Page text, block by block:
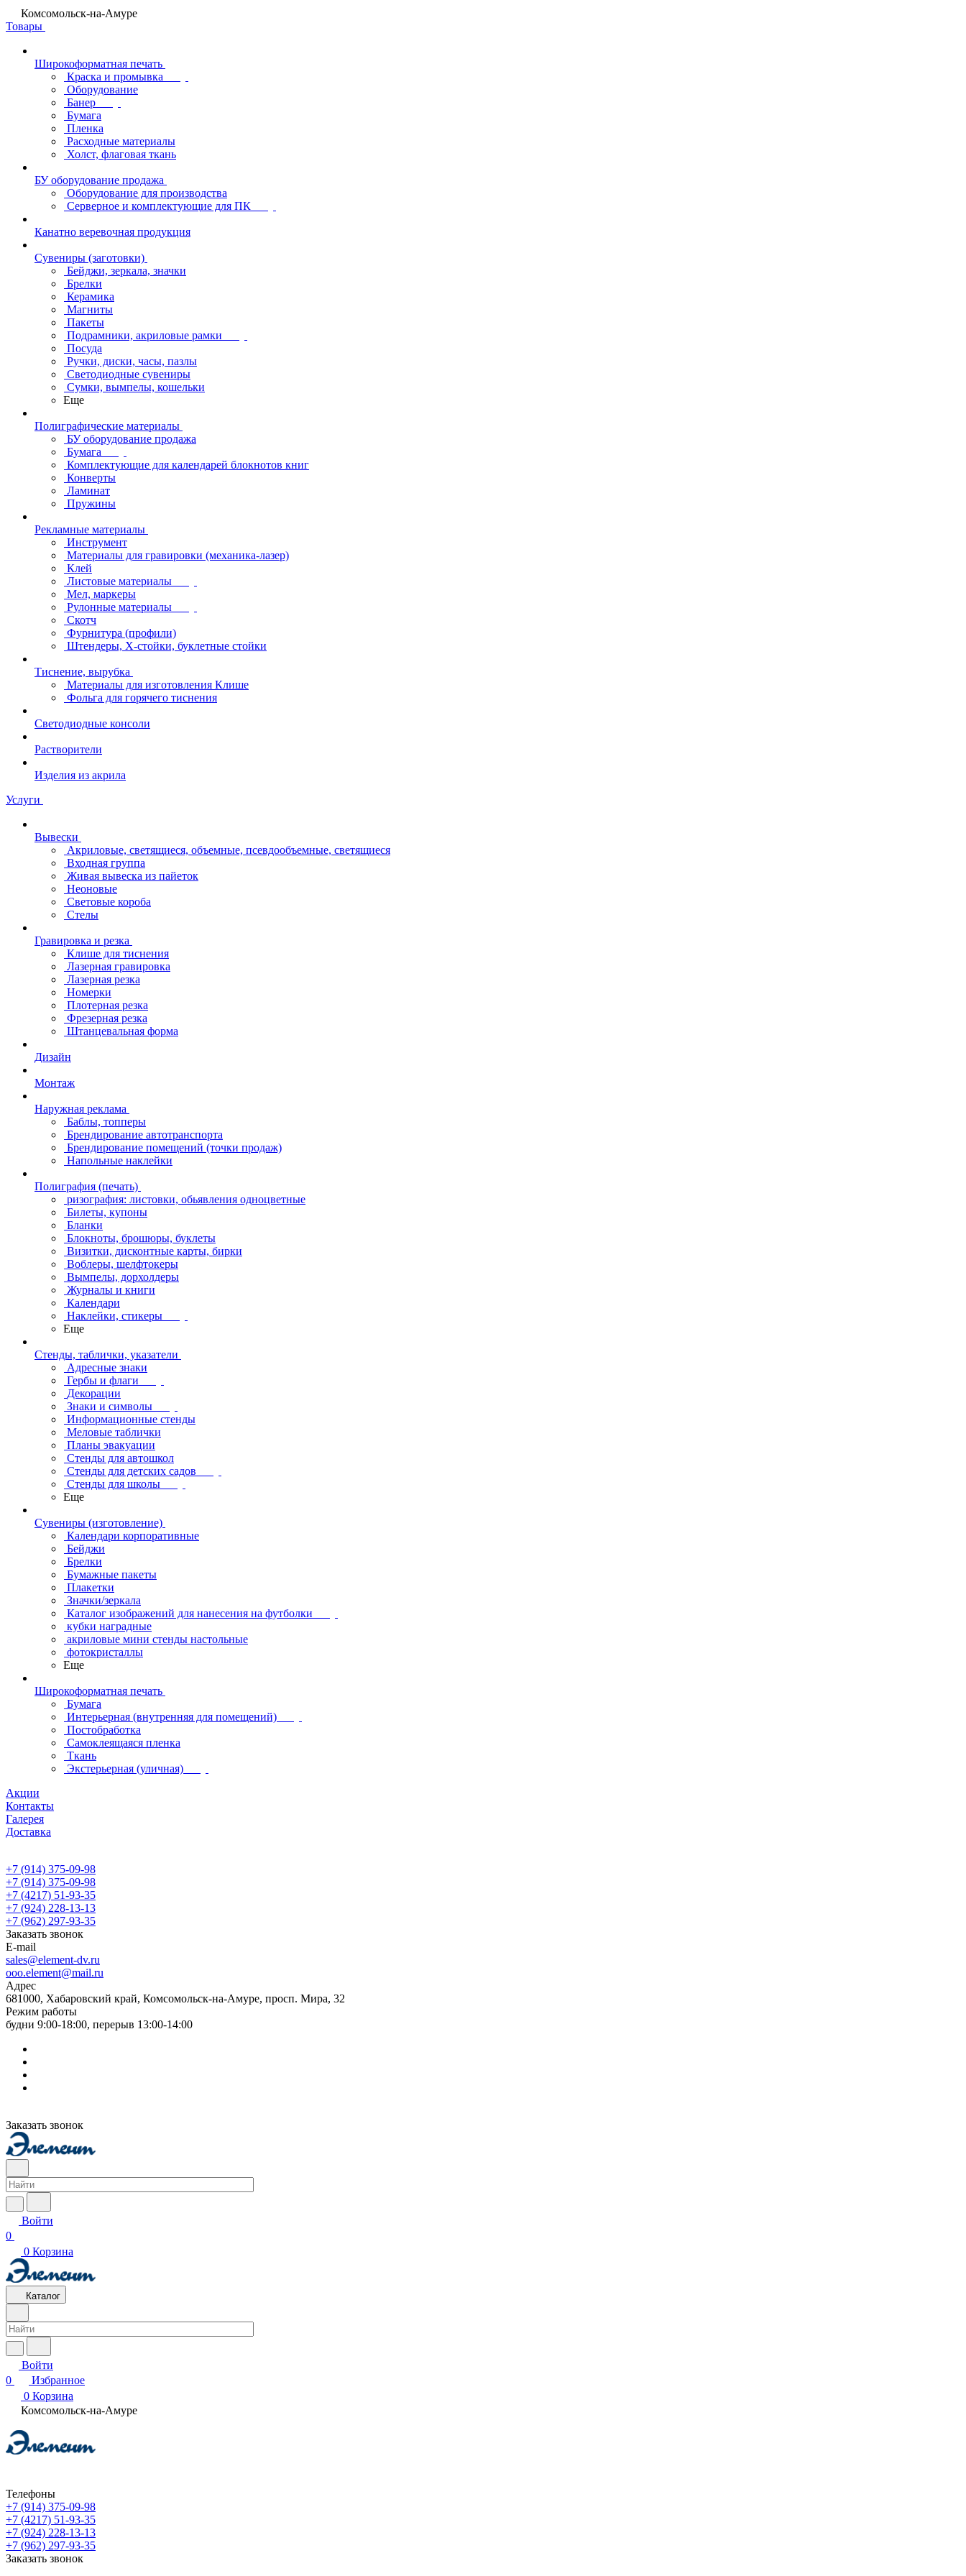
Комсомольск-на-Амуре
Товары
Широкоформатная печать
Краска и промывка
Оборудование
Банер
Бумага
Пленка
Расходные материалы
Холст, флаговая ткань
БУ оборудование продажа
Оборудование для производства
Серверное и комплектующие для ПК
Канатно веревочная продукция
Сувениры (заготовки)
Бейджи, зеркала, значки
Брелки
Керамика
Магниты
Пакеты
Подрамники, акриловые рамки
Посуда
Ручки, диски, часы, пазлы
Светодиодные сувениры
Сумки, вымпелы, кошельки
Еще
Полиграфические материалы
БУ оборудование продажа
Бумага
Комплектующие для календарей блокнотов книг
Конверты
Ламинат
Пружины
Рекламные материалы
Инструмент
Материалы для гравировки (механика-лазер)
Клей
Листовые материалы
Мел, маркеры
Рулонные материалы
Скотч
Фурнитура (профили)
Штендеры, Х-стойки, буклетные стойки
Тиснение, вырубка
Материалы для изготовления Клише
Фольга для горячего тиснения
Светодиодные консоли
Растворители
Изделия из акрила
Услуги
Вывески
Акриловые, светящиеся, объемные, псевдообъемные, светящиеся
Входная группа
Живая вывеска из пайеток
Неоновые
Световые короба
Стелы
Гравировка и резка
Клише для тиснения
Лазерная гравировка
Лазерная резка
Номерки
Плотерная резка
Фрезерная резка
Штанцевальная форма
Дизайн
Монтаж
Наружная реклама
Баблы, топперы
Брендирование автотранспорта
Брендирование помещений (точки продаж)
Напольные наклейки
Полиграфия (печать)
ризография: листовки, обьявления одноцветные
Билеты, купоны
Бланки
Блокноты, брошюры, буклеты
Визитки, дисконтные карты, бирки
Воблеры, шелфтокеры
Вымпелы, дорхолдеры
Журналы и книги
Календари
Наклейки, стикеры
Еще
Стенды, таблички, указатели
Адресные знаки
Гербы и флаги
Декорации
Знаки и символы
Информационные стенды
Меловые таблички
Планы эвакуации
Стенды для автошкол
Стенды для детских садов
Стенды для школы
Еще
Сувениры (изготовление)
Календари корпоративные
Бейджи
Брелки
Бумажные пакеты
Плакетки
Значки/зеркала
Каталог изображений для нанесения на футболки
кубки наградные
акриловые мини стенды настольные
фотокристаллы
Еще
Широкоформатная печать
Бумага
Интерьерная (внутренняя для помещений)
Постобработка
Самоклеящаяся пленка
Ткань
Экстерьерная (уличная)
Акции
Контакты
Галерея
Доставка
+7 (914) 375-09-98
+7 (914) 375-09-98
+7 (4217) 51-93-35
+7 (924) 228-13-13
+7 (962) 297-93-35
Заказать звонок
E-mail
sales@element-dv.ru
ooo.element@mail.ru
Адрес
681000, Хабаровский край, Комсомольск-на-Амуре, просп. Мира, 32
Режим работы
будни 9:00-18:00, перерыв 13:00-14:00
Заказать звонок
Войти
0
0 Корзина
Каталог
Войти
0
Избранное
0 Корзина
Комсомольск-на-Амуре
Телефоны
+7 (914) 375-09-98
+7 (4217) 51-93-35
+7 (924) 228-13-13
+7 (962) 297-93-35
Заказать звонок